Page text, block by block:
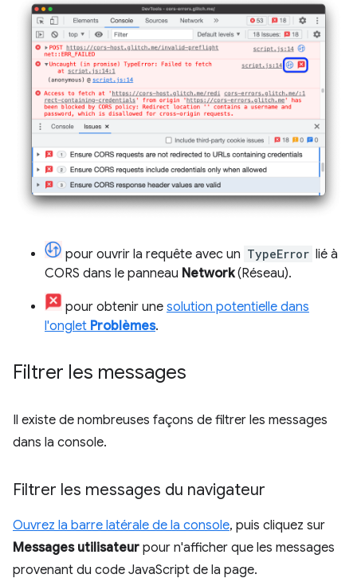
pour ouvrir la requête avec un TypeError lié à
CORS dans le panneau Network(Réseau).
pour obtenir une solution potentielle dans
l'onglet Problèmes.
Filtrer les messages
Il existe de nombreuses façons de filtrer les messages
dans la console.
Filtrer les messages du navigateur
Ouvrez la barre latérale de la console, puis cliquez sur
Messages utilisateur pour n'afficher que les messages
provenant du code JavaScript de la page.